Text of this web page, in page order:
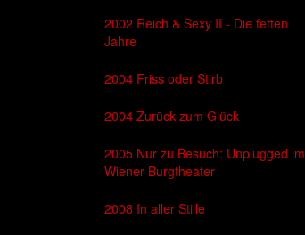
2002 Reich & Sexy II - Die fetten
Jahre
2004 Friss oder Stirb
2004 Zurück zum Glück
2005 Nur zu Besuch: Unplugged im
Wiener Burgtheater
2008 In aller Stille